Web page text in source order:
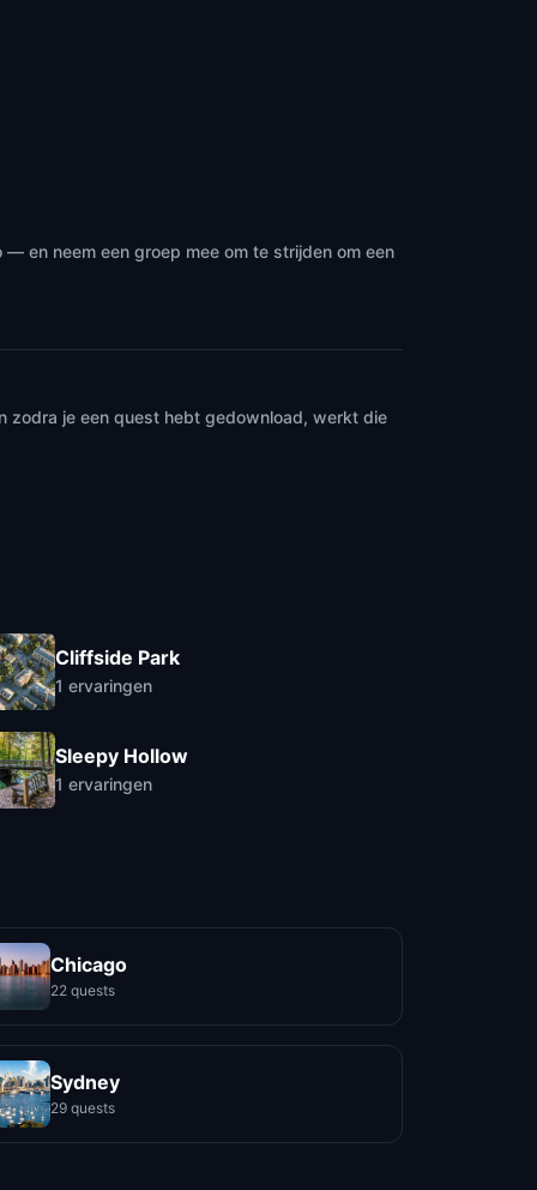
en neem een groep mee om te strijden om een
zodra je een quest hebt gedownload, werkt die
Cliffside Park
1 ervaringen
Sleepy Hollow
1 ervaringen
Chicago
22 quests
Sydney
29 quests